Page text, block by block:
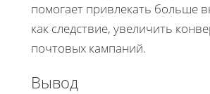
помогает привлекать больше
как следствие, увеличить
почтовых кампаний.
Вывод